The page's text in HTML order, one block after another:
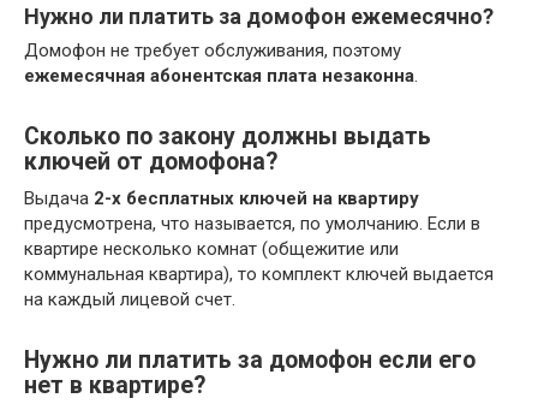
Нужно ли платить за домофон ежемесячно?
Домофон не требует обслуживания, поэтому
ежемесячная абонентская плата незаконна.
Сколько по закону должны выдать
ключей от домофона?
Выдача 2-х бесплатных ключей на квартиру
предусмотрена, что называется, по умолчанию. Если в
квартире несколько комнат (общежитие или
коммунальная квартира), то комплект ключей выдается
на каждый лицевой счет.
Нужно ли платить за домофон если его
нет в квартире?